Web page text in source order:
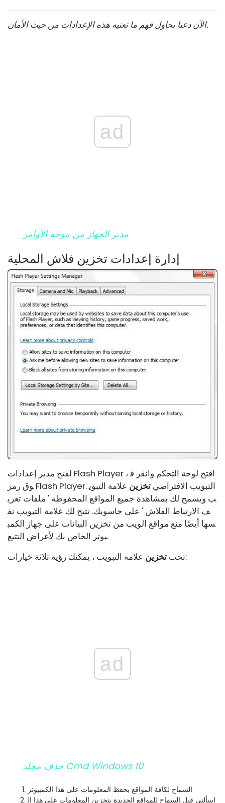
الآن دعنا نحاول فهم ما تعنيه هذه الإعدادات من حيث الأمان.
ad
مدير الجهاز من موجه الأوامر
إدارة إعدادات تخزين فلاش المحلية
لفتح مدير إعدادات Flash Player ، افتح لوحة التحكم وانقر ف
وق رمز Flash Player. التبويب الافتراضي تخزين علامة التبوي
ب ويسمح لك بمشاهدة جميع المواقع المحفوظة ' ملفات تعري
ف الارتباط الفلاش ' على حاسوبك. تتيح لك علامة التبويب نف
سها أيضًا منع مواقع الويب من تخزين البيانات على جهاز الكمب
يوتر الخاص بك لأغراض التتبع.
تحت تخزين علامة التبويب ، يمكنك رؤية ثلاثة خيارات:
ad
حذف مجلد Cmd Windows 10
السماح لكافة المواقع بحفظ المعلومات على هذا الكمبيوتر
اسألني قبل السماح للمواقع الجديدة بتخزين المعلومات على هذا ال